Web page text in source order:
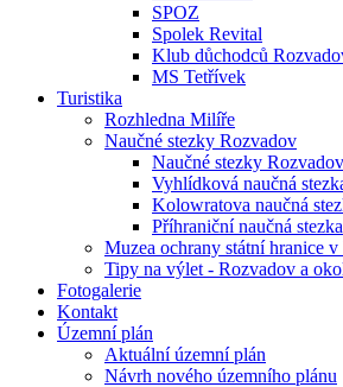
SPOZ
Spolek Revital
Klub důchodců
MS Tetřívek
Turistika
Rozhledna Milíře
Naučné stezky Rozvadov
Naučné stezky Rozvadov
Vyhlídková naučná
Kolowratova naučná
Příhraniční naučná stezka
Muzea ochrany státní hranice
Tipy na výlet - Rozvadov a
Fotogalerie
Kontakt
Územní plán
Aktuální územní plán
Návrh nového územního plánu